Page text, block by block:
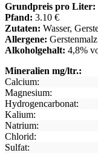
Grundpreis pro Liter:
Pfand: 3.10 €
Zutaten: Wasser,
Allergene: Gerstenmalz
Alkoholgehalt: 4,8%
Mineralien mg/ltr.:
Calcium:
Magnesium:
Hydrogencarbonat:
Kalium:
Natrium:
Chlorid:
Sulfat: